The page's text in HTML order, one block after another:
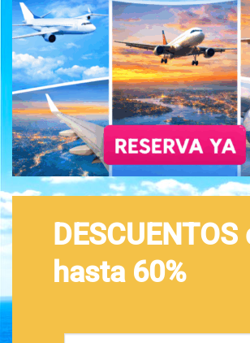
DESCUENTOS
hasta 60%